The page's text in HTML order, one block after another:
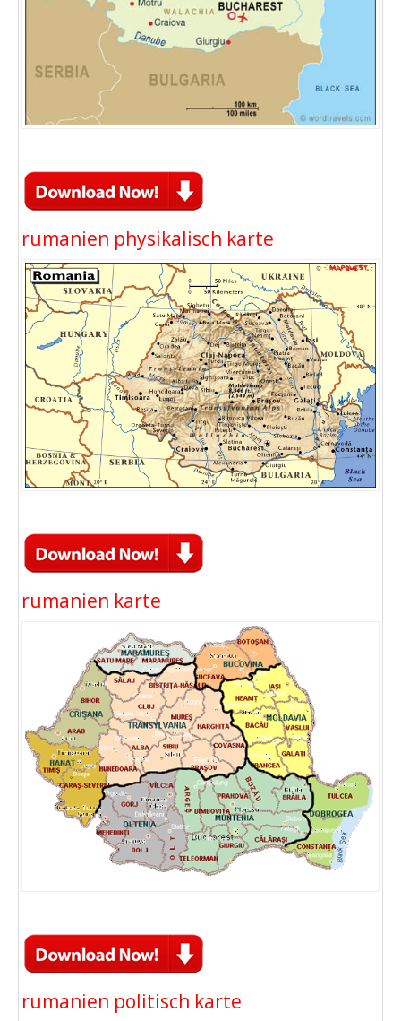
rumanien physikalisch karte
rumanien karte
rumanien politisch karte